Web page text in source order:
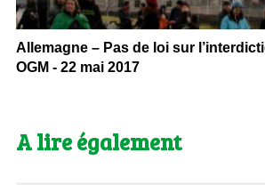
Allemagne – Pas de loi sur
OGM - 22 mai 2017
A lire également